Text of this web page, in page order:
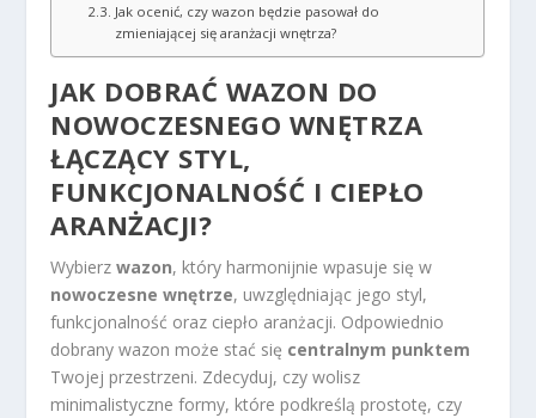
Jak ocenić, czy wazon będzie pasował do
zmieniającej się aranżacji wnętrza?
JAK DOBRAĆ WAZON DO
NOWOCZESNEGO WNĘTRZA
ŁĄCZĄCY STYL,
FUNKCJONALNOŚĆ I CIEPŁO
ARANŻACJI?
Wybierzwazon, który harmonijnie wpasuje się w
nowoczesne wnętrze, uwzględniając jego styl,
funkcjonalność oraz ciepło aranżacji. Odpowiednio
dobrany wazon może stać się centralnym punktem
Twojej przestrzeni. Zdecyduj, czy wolisz
minimalistyczne formy, które podkreślą prostotę, czy